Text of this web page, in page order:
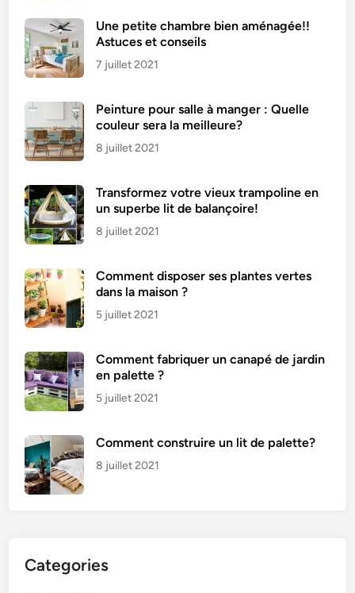
Une petite chambre bien aménagée!!
Astuces et conseils
7 juillet 2021
Peinture pour salle à manger : Quelle
couleur sera la meilleure?
8 juillet 2021
Transformez votre vieux trampoline en
un superbe lit de balançoire!
8 juillet 2021
Comment disposer ses plantes vertes
dans la maison ?
5 juillet 2021
Comment fabriquer un canapé de jardin
en palette ?
5 juillet 2021
Comment construire un lit de palette?
8 juillet 2021
Categories